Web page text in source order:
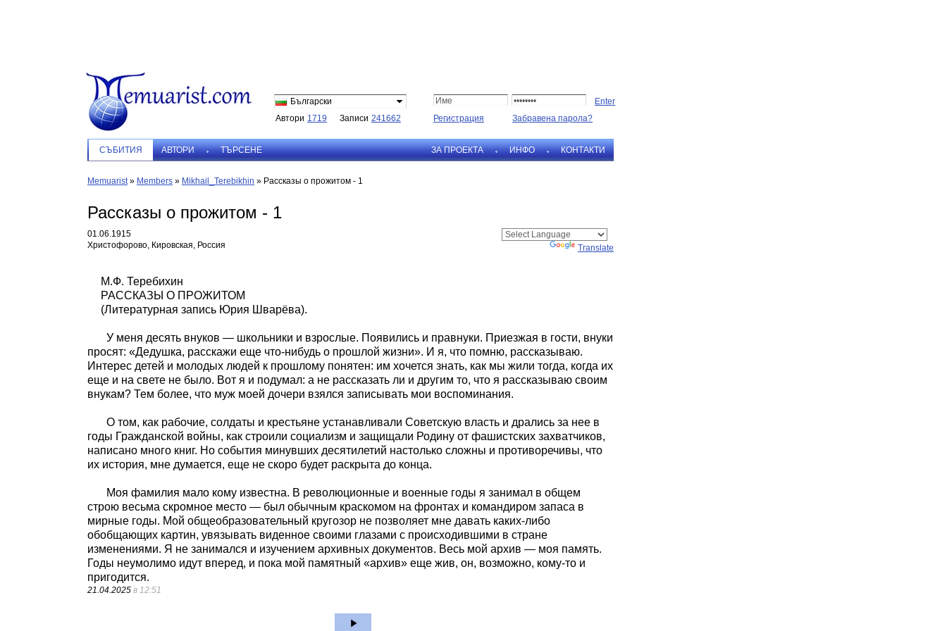
Български
Автори 1719 Записи 241662 Регистрация Забравена парола?
СЪБИТИЯ АВТОРИ ТЪРСЕНЕ ЗА ПРОЕКТА ИНФО КОНТАКТИ
Memuarist» Members » Mikhail_Terebikhin » Рассказы о прожитом - 1
Рассказы о прожитом - 1
01.06.1915
Христофорово, Кировская, Россия
Translate
М.Ф. Теребихин
РАССКАЗЫ О ПРОЖИТОМ
(Литературная запись Юрия Шварёва).
У меня десять внуков — школьники и взрослые. Появились и правнуки. Приезжая в гости, внуки
просят: «Дедушка, расскажи еще что-нибудь о прошлой жизни». И я, что помню, рассказываю.
Интерес детей и молодых людей к прошлому понятен: им хочется знать, как мы жили тогда, когда их
еще и на свете не было. Вот я и подумал: а не рассказать ли и другим то, что я рассказываю своим
внукам? Тем более, что муж моей дочери взялся записывать мои воспоминания.
О том, как рабочие, солдаты и крестьяне устанавливали Советскую власть и дрались за нее в
годы Гражданской войны, как строили социализм и защищали Родину от фашистских захватчиков,
написано много книг. Но события минувших десятилетий настолько сложны и противоречивы, что
их история, мне думается, еще не скоро будет раскрыта до конца.
Моя фамилия мало кому известна. В революционные и военные годы я занимал в общем
строю весьма скромное место — был обычным краскомом на фронтах и командиром запаса в
мирные годы. Мой общеобразовательный кругозор не позволяет мне давать каких-либо
обобщающих картин, увязывать виденное своими глазами с происходившими в стране
изменениями. Я не занимался и изучением архивных документов. Весь мой архив — моя память.
Годы неумолимо идут вперед, и пока мой памятный «архив» еще жив, он, возможно, кому-то и
пригодится.
21.04.2025 в 12:51